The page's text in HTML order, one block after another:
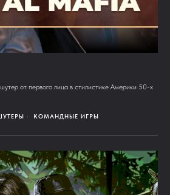
от первого лица в стилистике Америки 50-х
КОМАНДНЫЕ ИГРЫ